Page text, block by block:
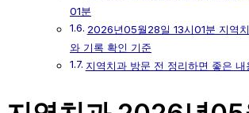
01분
2026년05월28일 13시01분 지역
와 기록 확인 기준
지역치과 방문 전 정리하면 좋은 내